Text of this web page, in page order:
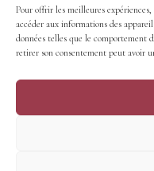
Pour offrir les meilleures
accéder aux informations des
données telles que le comportement
retirer son consentement peut avoir